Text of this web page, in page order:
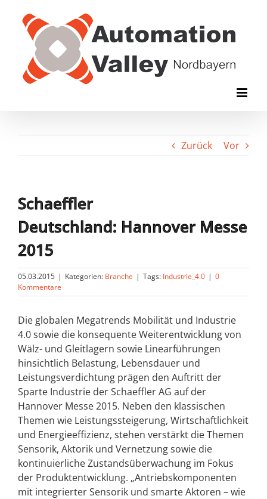
Inhalt
springen
Zurück Vor
Schaeffler
Deutschland: Hannover Messe
2015
05.03.2015 | Kategorien: Branche | Tags: Industrie_4.0 | 0
Kommentare
Die globalen Megatrends Mobilität und Industrie
4.0 sowie die konsequente Weiterentwicklung von
Wälz- und Gleitlagern sowie Linearführungen
hinsichtlich Belastung, Lebensdauer und
Leistungsverdichtung prägen den Auftritt der
Sparte Industrie der Schaeffler AG auf der
Hannover Messe 2015. Neben den klassischen
Themen wie Leistungssteigerung, Wirtschaftlichkeit
und Energieeffizienz, stehen verstärkt die Themen
Sensorik, Aktorik und Vernetzung sowie die
kontinuierliche Zustandsüberwachung im Fokus
der Produktentwicklung. „Antriebskomponenten
mit integrierter Sensorik und smarte Aktoren – wie